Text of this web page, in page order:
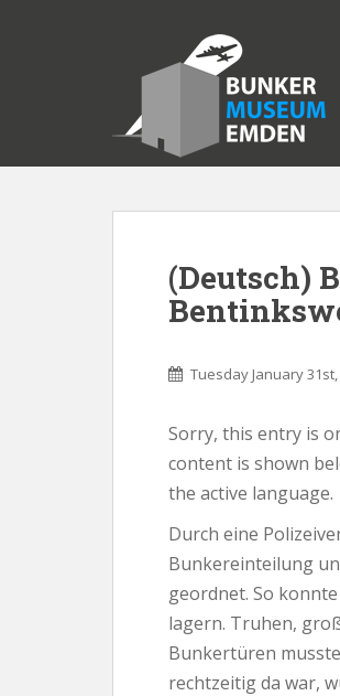
m
(Deutsch)
Tuesday January 31st,
Sorry, this entry is
content is shown
the active language.
Durch eine
Bunkereinteilung
geordnet. So
lagern. Truhen,
Bunkertüren
rechtzeitig da war,